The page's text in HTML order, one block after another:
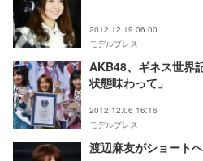
2012.12.19 06:00
モデルプレス
AKB48、ギネス世界
状態味わって」
2012.12.06 16:16
モデルプレス
渡辺麻友がショート